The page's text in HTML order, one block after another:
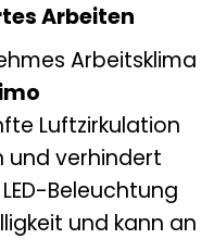
Arbeiten
Arbeitsklima
Luftzirkulation
und verhindert
Beleuchtung
und kann an